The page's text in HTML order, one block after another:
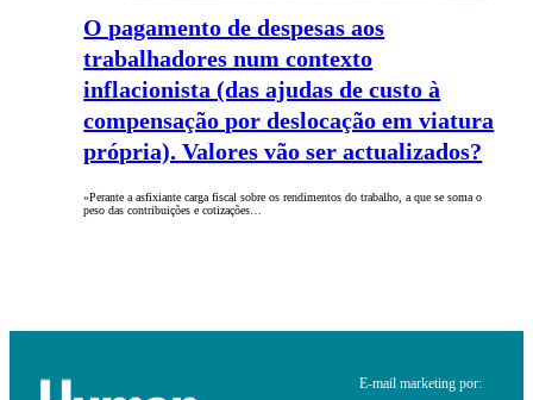
O pagamento de despesas aos
trabalhadores num contexto
inflacionista (das ajudas de custo à
compensação por deslocação em viatura
própria). Valores vão ser actualizados?
«Perante a asfixiante carga fiscal sobre os rendimentos do trabalho, a que se soma o
peso das contribuições e cotizações…
E-mail marketing por: